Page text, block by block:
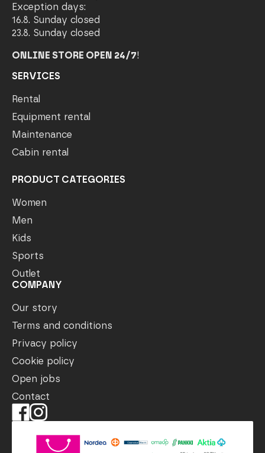
Exception days:
16.8. Sunday closed
23.8. Sunday closed
ONLINE STORE OPEN 24/7!
SERVICES
Rental
Equipment rental
Maintenance
Cabin rental
PRODUCT CATEGORIES
Women
Men
Kids
Sports
Outlet
COMPANY
Our story
Terms and conditions
Privacy policy
Cookie policy
Open jobs
Contact